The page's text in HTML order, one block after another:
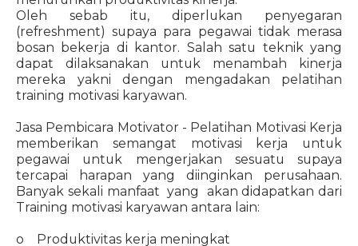
Oleh sebab itu, diperlukan penyegaran
(refreshment) supaya para pegawai tidak merasa
bosan bekerja di kantor. Salah satu teknik yang
dapat dilaksanakan untuk menambah kinerja
mereka yakni dengan mengadakan pelatihan
training motivasi karyawan.
Jasa Pembicara Motivator - Pelatihan Motivasi Kerja
memberikan semangat motivasi kerja untuk
pegawai untuk mengerjakan sesuatu supaya
tercapai harapan yang diinginkan perusahaan.
Banyak sekali manfaat yang akan didapatkan dari
Training motivasi karyawan antara lain:
o Produktivitas kerja meningkat